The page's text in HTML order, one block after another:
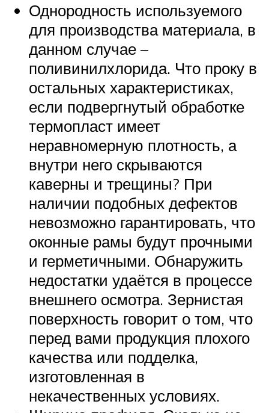
Однородность используемого
для производства материала, в
данном случае –
поливинилхлорида. Что проку в
остальных характеристиках,
если подвергнутый обработке
термопласт имеет
неравномерную плотность, а
внутри него скрываются
каверны и трещины? При
наличии подобных дефектов
невозможно гарантировать, что
оконные рамы будут прочными
и герметичными. Обнаружить
недостатки удаётся в процессе
внешнего осмотра. Зернистая
поверхность говорит о том, что
перед вами продукция плохого
качества или подделка,
изготовленная в
некачественных условиях.